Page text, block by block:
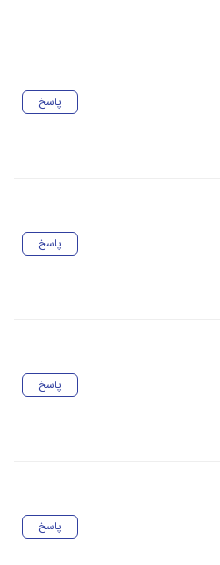
پاسخ
پاسخ
پاسخ
پاسخ